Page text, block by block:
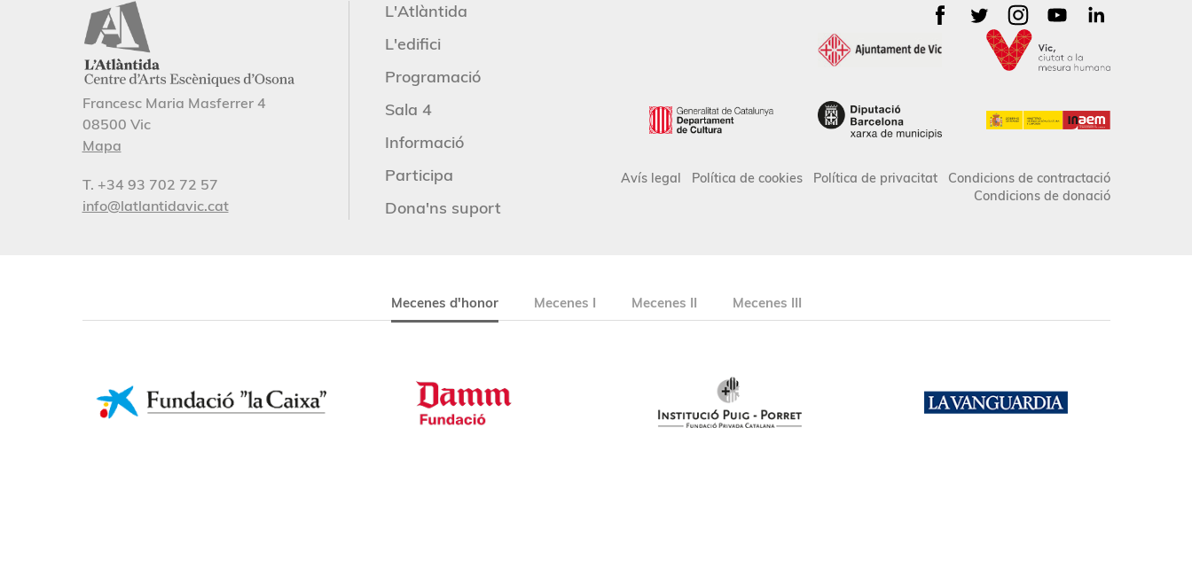
Francesc Maria Masferrer 4
08500 Vic
Mapa
T. +34 93 702 72 57
info@latlantidavic.cat
L'Atlàntida
L'edifici
Programació
Sala 4
Informació
Participa
Dona'ns suport
Avís legal Política de cookies Política de privacitat
Condicions de contractació
Condicions de donació
Mecenes d'honor Mecenes I Mecenes II Mecenes III